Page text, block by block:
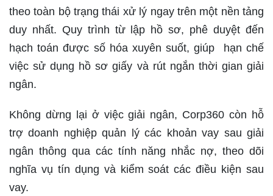
theo toàn bộ trạng thái xử lý ngay trên một nền tảng
duy nhất. Quy trình từ lập hồ sơ, phê duyệt đến
hạch toán được số hóa xuyên suốt, giúp hạn chế
việc sử dụng hồ sơ giấy và rút ngắn thời gian giải
ngân.
Không dừng lại ở việc giải ngân, Corp360 còn hỗ
trợ doanh nghiệp quản lý các khoản vay sau giải
ngân thông qua các tính năng nhắc nợ, theo dõi
nghĩa vụ tín dụng và kiểm soát các điều kiện sau
vay.